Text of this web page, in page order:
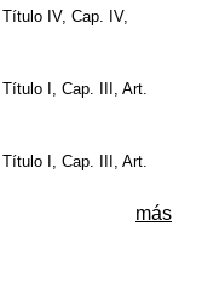
IV, Cap. IV,
I, Cap. III, Art.
I, Cap. III, Art.
más